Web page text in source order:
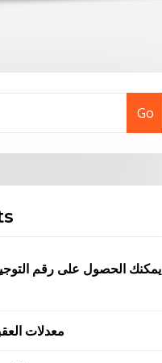
Go
يمكنك الحصول على رقم
معدلات